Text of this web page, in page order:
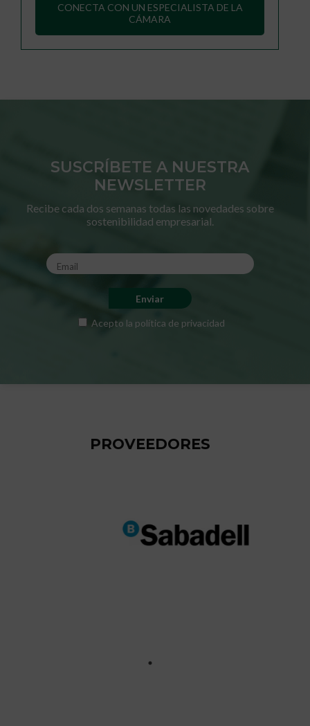
CONECTA CON UN ESPECIALISTA DE LA
CÁMARA
SUSCRÍBETE A NUESTRA
NEWSLETTER
Recibe cada dos semanas todas las novedades sobre
sostenibilidad empresarial.
Acepto la política de privacidad
PROVEEDORES